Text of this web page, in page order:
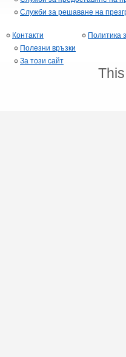
Служби за решаване на
Контакти
Полезни връзки
За този сайт
Политика